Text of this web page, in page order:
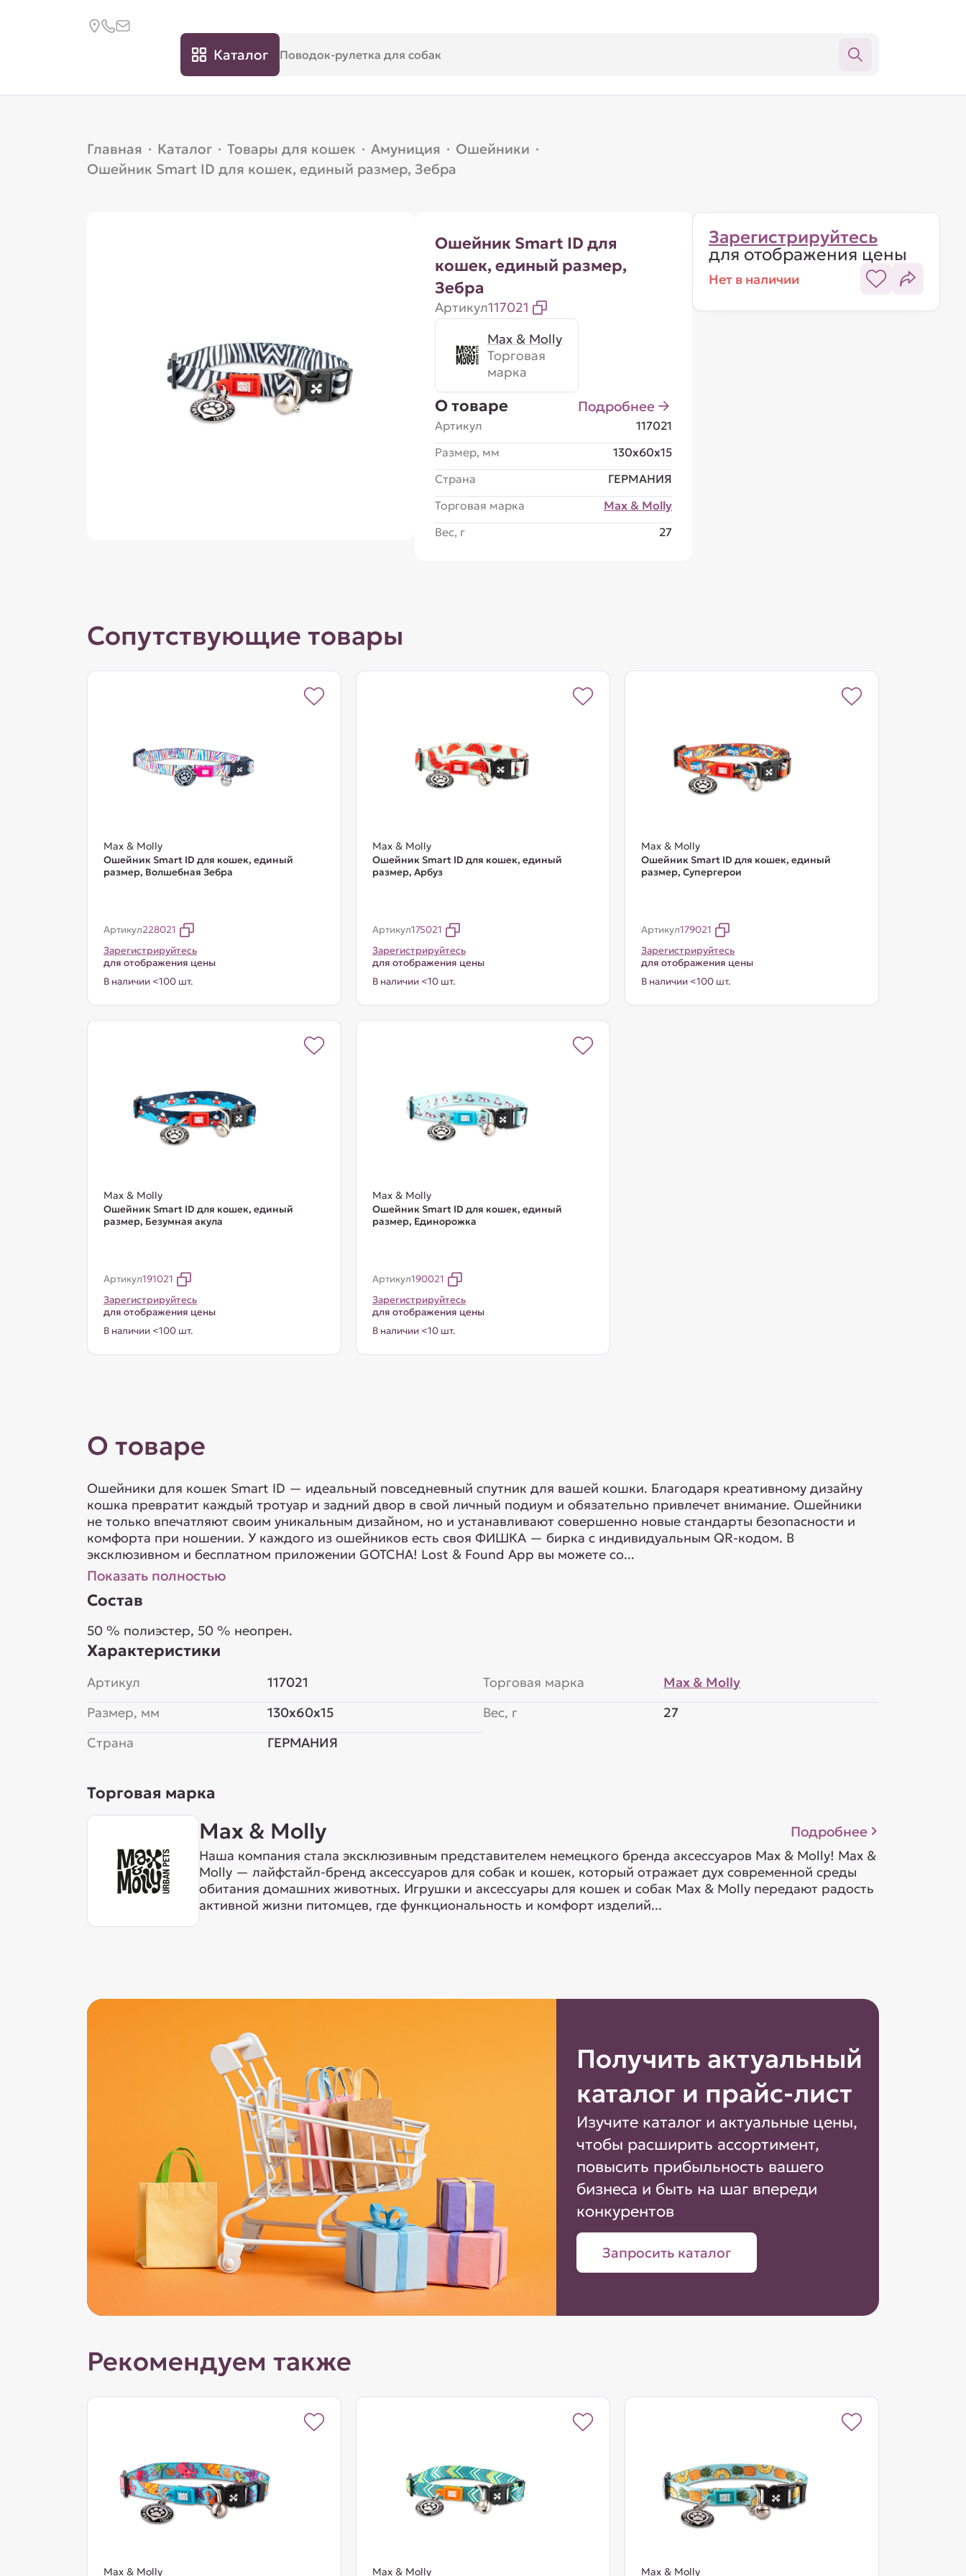
Каталог
Главная · Каталог · Товары для кошек · Амуниция · Ошейники ·
Ошейник Smart ID для кошек, единый размер, Зебра
Ошейник Smart ID для
кошек, единый размер,
Зебра
Артикул117021
Max & Molly
Торговая
марка
О товаре Подробнее
Артикул
117021
Размер, мм
130x60x15
Страна
ГЕРМАНИЯ
Торговая марка
Max & Molly
Вес, г
27
Зарегистрируйтесь
для отображения цены
Нет в наличии
Сопутствующие товары
Max & Molly
Ошейник Smart ID для кошек, единый
размер, Волшебная Зебра
Артикул228021
Зарегистрируйтесь
для отображения цены
В наличии <100 шт.
Max & Molly
Ошейник Smart ID для кошек, единый
размер, Арбуз
Артикул175021
Зарегистрируйтесь
для отображения цены
В наличии <10 шт.
Max & Molly
Ошейник Smart ID для кошек, единый
размер, Супергерои
Артикул179021
Зарегистрируйтесь
для отображения цены
В наличии <100 шт.
Max & Molly
Ошейник Smart ID для кошек, единый
размер, Безумная акула
Артикул191021
Зарегистрируйтесь
для отображения цены
В наличии <100 шт.
Max & Molly
Ошейник Smart ID для кошек, единый
размер, Единорожка
Артикул190021
Зарегистрируйтесь
для отображения цены
В наличии <10 шт.
О товаре
Ошейники для кошек Smart ID — идеальный повседневный спутник для вашей кошки. Благодаря креативному дизайну
кошка превратит каждый тротуар и задний двор в свой личный подиум и обязательно привлечет внимание. Ошейники
не только впечатляют своим уникальным дизайном, но и устанавливают совершенно новые стандарты безопасности и
комфорта при ношении. У каждого из ошейников есть своя ФИШКА — бирка с индивидуальным QR-кодом. В
эксклюзивном и бесплатном приложении GOTCHA! Lost & Found App вы можете со...
Показать полностью
Состав
50 % полиэстер, 50 % неопрен.
Характеристики
Артикул
117021
Размер, мм
130x60x15
Страна
ГЕРМАНИЯ
Торговая марка
Max & Molly
Вес, г
27
Торговая марка
Max & Molly Подробнее
Наша компания стала эксклюзивным представителем немецкого бренда аксессуаров Max & Molly! Max &
Molly — лайфстайл-бренд аксессуаров для собак и кошек, который отражает дух современной среды
обитания домашних животных. Игрушки и аксессуары для кошек и собак Max & Molly передают радость
активной жизни питомцев, где функциональность и комфорт изделий...
Получить актуальный
каталог и прайс-лист
Изучите каталог и актуальные цены,
чтобы расширить ассортимент,
повысить прибыльность вашего
бизнеса и быть на шаг впереди
конкурентов
Запросить каталог
Рекомендуем также
Max & Molly Max & Molly Max & Molly